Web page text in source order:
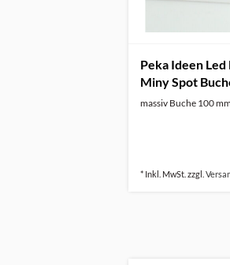
Peka Ideen
Miny Spot
massiv Buche 100
* Inkl. MwSt. zzgl.